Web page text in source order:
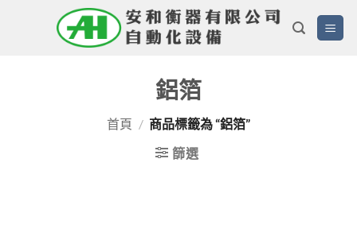
鋁箔
首頁 / 商品標籤為 “鋁箔”
篩選